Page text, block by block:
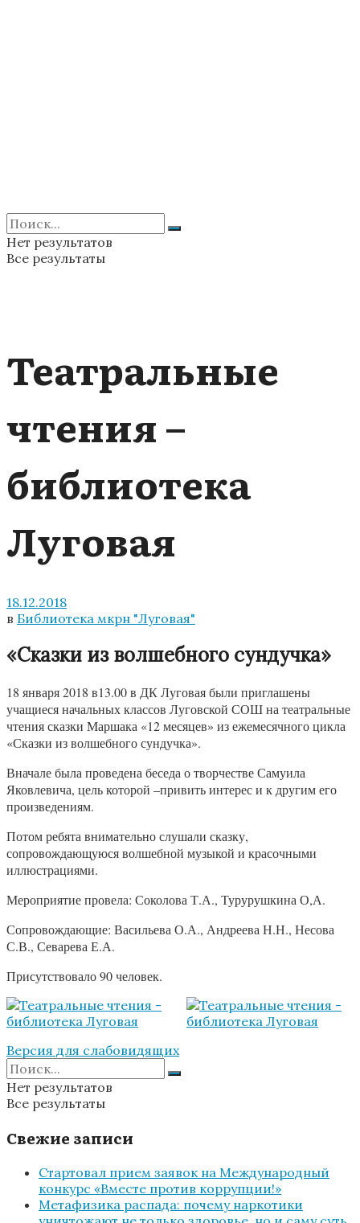
Нет результатов
Все результаты
Театральные
чтения –
библиотека
Луговая
18.12.2018
в Библиотека мкрн "Луговая"
«Сказки из волшебного сундучка»
18 января 2018 в13.00 в ДК Луговая были приглашены
учащиеся начальных классов Луговской СОШ на театральные
чтения сказки Маршака «12 месяцев» из ежемесячного цикла
«Сказки из волшебного сундучка».
Вначале была проведена беседа о творчестве Самуила
Яковлевича, цель которой –привить интерес и к другим его
произведениям.
Потом ребята внимательно слушали сказку,
сопровождающуюся волшебной музыкой и красочными
иллюстрациями.
Мероприятие провела: Соколова Т.А., Турурушкина О,А.
Сопровождающие: Васильева О.А., Андреева Н.Н., Несова
С.В., Севарева Е.А.
Присутствовало 90 человек.
Версия для слабовидящих
Нет результатов
Все результаты
Свежие записи
Стартовал прием заявок на Международный
конкурс «Вместе против коррупции!»
Метафизика распада: почему наркотики